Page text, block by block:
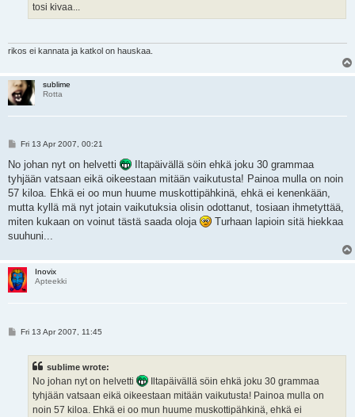
tosi kivaa...
rikos ei kannata ja katkol on hauskaa.
sublime
Rotta
P
s
Fri 13 Apr 2007, 00:21
No johan nyt on helvetti
Iltapäivällä söin ehkä joku 30 grammaa
tyhjään vatsaan eikä oikeestaan mitään vaikutusta! Painoa mulla on noin
57 kiloa. Ehkä ei oo mun huume muskottipähkinä, ehkä ei kenenkään,
mutta kyllä mä nyt jotain vaikutuksia olisin odottanut, tosiaan ihmetyttää,
miten kukaan on voinut tästä saada oloja
Turhaan lapioin sitä hiekkaa
suuhuni...
Inovix
Apteekki
PFri 13 Apr 2007, 11:45
sublime wrote:
No johan nyt on helvetti
Iltapäivällä söin ehkä joku 30 grammaa
tyhjään vatsaan eikä oikeestaan mitään vaikutusta! Painoa mulla on
noin 57 kiloa. Ehkä ei oo mun huume muskottipähkinä, ehkä ei